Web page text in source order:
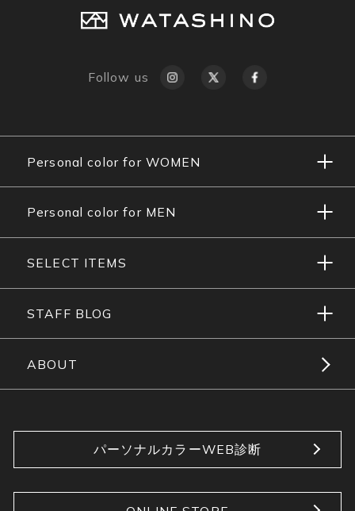
Follow us
Personal color for WOMEN
Personal color for MEN
SELECT ITEMS
STAFF BLOG
ABOUT
パーソナルカラーWEB診断